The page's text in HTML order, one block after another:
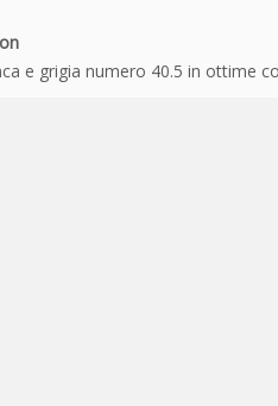
e grigia numero 40.5 in ottime